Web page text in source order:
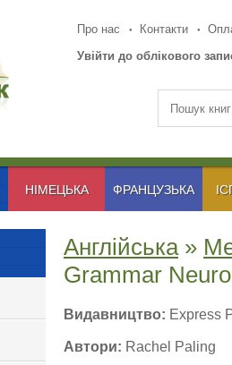
Про нас Контакти
Увійти до облікового
НІМЕЦЬКА ФРАНЦУЗЬКА
Англійська»
Grammar
Видавництво: Express
Автори: Rachel Paling